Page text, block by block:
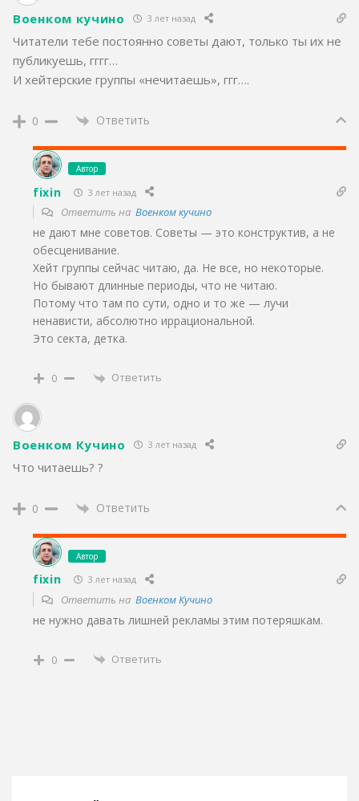
Военком кучино 3 лет назад
Читатели тебе постоянно советы дают, только ты их не
публикуешь, гггг…
И хейтерские группы «нечитаешь», ггг….
0 Ответить
Автор
fixin 3 лет назад
Ответить на Военком кучино
не дают мне советов. Советы — это конструктив, а не
обесценивание.
Хейт группы сейчас читаю, да. Не все, но некоторые.
Но бывают длинные периоды, что не читаю.
Потому что там по сути, одно и то же — лучи
ненависти, абсолютно иррациональной.
Это секта, детка.
0 Ответить
Военком Кучино 3 лет назад
Что читаешь? ?
0 Ответить
Автор
fixin 3 лет назад
Ответить на Военком Кучино
не нужно давать лишней рекламы этим потеряшкам.
0 Ответить